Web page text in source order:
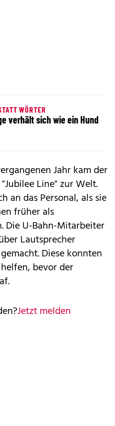
WÖRTER
verhält sich wie ein Hund
Jahr kam der
Line" zur Welt.
an das Personal, als sie
früher als
Die U-Bahn-Mitarbeiter
Lautsprecher
Diese konnten
bevor der
Jetzt melden